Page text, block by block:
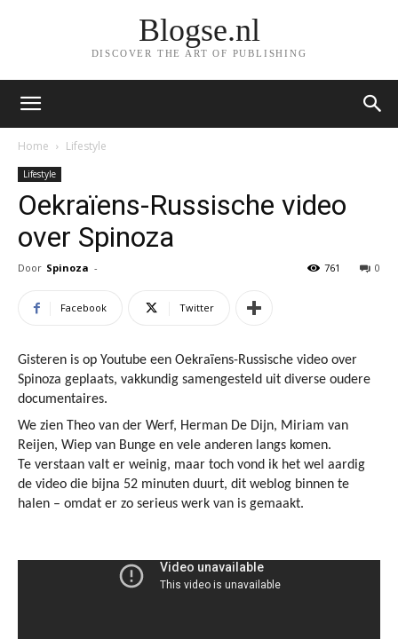
Blogse.nl
DISCOVER THE ART OF PUBLISHING
Home Lifestyle
Lifestyle
Oekraïens-Russische video
over Spinoza
Door Spinoza - 0
761
Facebook Twitter
Gisteren is op Youtube een Oekraïens-Russische video over
Spinoza geplaats, vakkundig samengesteld uit diverse oudere
documentaires.
We zien Theo van der Werf, Herman De Dijn, Miriam van
Reijen, Wiep van Bunge en vele anderen langs komen.
Te verstaan valt er weinig, maar toch vond ik het wel aardig
de video die bijna 52 minuten duurt, dit weblog binnen te
halen – omdat er zo serieus werk van is gemaakt.